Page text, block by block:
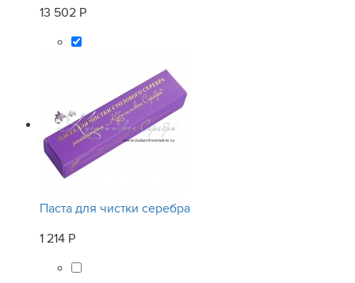
13 502 Р
Паста для чистки серебра
1 214 Р